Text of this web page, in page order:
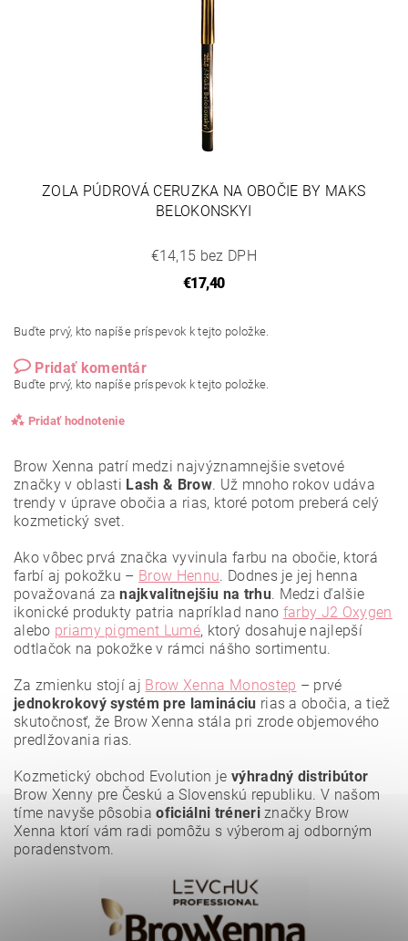
ZOLA PÚDROVÁ CERUZKA NA OBOČIE BY MAKS
BELOKONSKYI
€14,15 bez DPH
€17,40
Buďte prvý, kto napíše príspevok k tejto položke.
Pridať komentár
Buďte prvý, kto napíše príspevok k tejto položke.
Pridať hodnotenie
Vložením hodnotenie súhlasíte spodmienkami ochrany
osobných údajov.
Brow Xenna patrí medzi najvýznamnejšie svetové
značky v oblasti Lash & Brow. Už mnoho rokov udáva
trendy v úprave obočia a rias, ktoré potom preberá celý
kozmetický svet.
Ako vôbec prvá značka vyvinula farbu na obočie, ktorá
farbí aj pokožku – Brow Hennu. Dodnes je jej henna
považovaná zanajkvalitnejšiu na trhu. Medzi ďalšie
ikonické produkty patria napríklad nano farby J2 Oxygen
alebo priamy pigment Lumé, ktorý dosahuje najlepší
odtlačok na pokožke v rámci nášho sortimentu.
Za zmienku stojí aj Brow Xenna Monostep – prvé
jednokrokový systém pre lamináciu rias a obočia, a tiež
skutočnosť, že Brow Xenna stála pri zrode objemového
predlžovania rias.
Kozmetický obchod Evolution je výhradný distribútor
Brow Xenny pre Českú a Slovenskú republiku. V našom
tíme navyše pôsobiaoficiálni tréneriznačky Brow
Xenna ktorí vám radi pomôžu s výberom aj odborným
poradenstvom.